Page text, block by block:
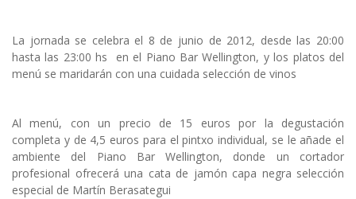
La jornada se celebra el 8 de junio de 2012, desde las 20:00
hasta las 23:00 hs en el Piano Bar Wellington, y los platos del
menú se maridarán con una cuidada selección de vinos
Al menú, con un precio de 15 euros por la degustación
completa y de 4,5 euros para el pintxo individual, se le añade el
ambiente del Piano Bar Wellington, donde un cortador
profesional ofrecerá una cata de jamón capa negra selección
especial de Martín Berasategui